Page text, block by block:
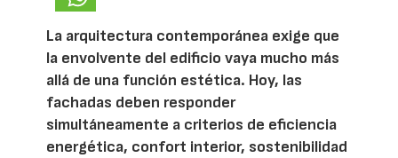
La arquitectura contemporánea exige que
la envolvente del edificio vaya mucho más
allá de una función estética. Hoy, las
fachadas deben responder
simultáneamente a criterios de eficiencia
energética, confort interior, sostenibilidad